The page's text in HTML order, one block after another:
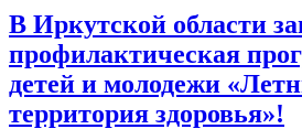
В Иркутской области
профилактическая
детей и молодежи
территория здоровья»!